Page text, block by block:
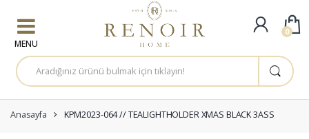
A
r
a
a
:
Anasayfa KPM2023-064 // TEALIGHTHOLDER XMAS BLACK 3ASS
0